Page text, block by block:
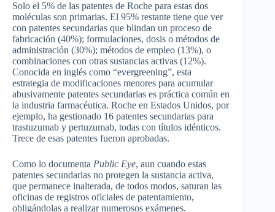
Solo el 5% de las patentes de Roche para estas dos
moléculas son primarias. El 95% restante tiene que ver
con patentes secundarias que blindan un proceso de
fabricación (40%); formulaciones, dosis o métodos de
administración (30%); métodos de empleo (13%), o
combinaciones con otras sustancias activas (12%).
Conocida en inglés como “evergreening”, esta
estrategia de modificaciones menores para acumular
abusivamente patentes secundarias es práctica común en
la industria farmacéutica. Roche en Estados Unidos, por
ejemplo, ha gestionado 16 patentes secundarias para
trastuzumab y pertuzumab, todas con títulos idénticos.
Trece de esas patentes fueron aprobadas.
Como lo documenta Public Eye, aun cuando estas
patentes secundarias no protegen la sustancia activa,
que permanece inalterada, de todos modos, saturan las
oficinas de registros oficiales de patentamiento,
obligándolas a realizar numerosos exámenes.